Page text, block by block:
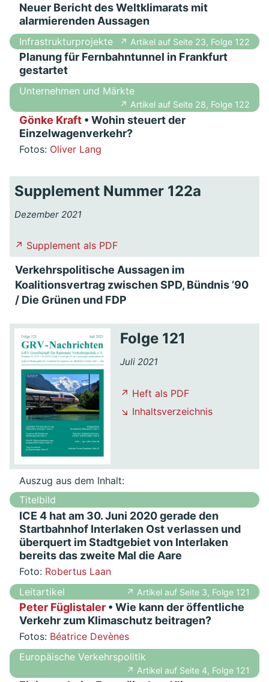
Neuer Bericht des Weltklimarats mit
alarmierenden Aussagen
Infrastrukturprojekte ↗ Artikel auf Seite 23, Folge 122
Planung für Fernbahntunnel in Frankfurt
gestartet
Unternehmen und Märkte
↗ Artikel auf Seite 28, Folge 122
Gönke Kraft• Wohin steuert der
Einzelwagenverkehr?
Fotos: Oliver Lang
Supplement Nummer 122a
Dezember 2021
↗ Supplement als PDF
Verkehrspolitische Aussagen im
Koalitionsvertrag zwischen SPD, Bündnis ’90
/ Die Grünen und FDP
Folge 121
Juli 2021
↗ Heft als PDF
↘ Inhaltsverzeichnis
Auszug aus dem Inhalt:
Titelbild
ICE 4 hat am 30. Juni 2020 gerade den
Startbahnhof Interlaken Ost verlassen und
überquert im Stadtgebiet von Interlaken
bereits das zweite Mal die Aare
Foto: Robertus Laan
Leitartikel
↗ Artikel auf Seite 3, Folge 121
Peter Füglistaler• Wie kann der öffentliche
Verkehr zum Klimaschutz beitragen?
Fotos: Béatrice Devènes
Europäische Verkehrspolitik
↗ Artikel auf Seite 4, Folge 121